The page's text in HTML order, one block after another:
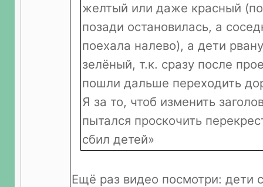
желтый или даже красный
позади остановилась, а
поехала налево), а дети
зелёный, т.к. сразу после
пошли дальше переходить
Я за то, чтоб изменить
пытался проскочить
сбил детей»
Ещё раз видео посмотри: дети